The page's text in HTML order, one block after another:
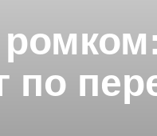
по